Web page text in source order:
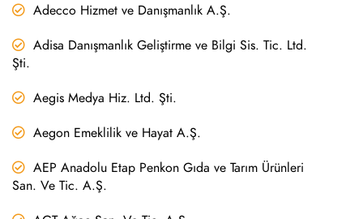
Adecco Hizmet ve Danışmanlık A.Ş.
Adisa Danışmanlık Geliştirme ve Bilgi Sis. Tic. Ltd.
Şti.
Aegis Medya Hiz. Ltd. Şti.
Aegon Emeklilik ve Hayat A.Ş.
AEP Anadolu Etap Penkon Gıda ve Tarım Ürünleri
San. Ve Tic. A.Ş.